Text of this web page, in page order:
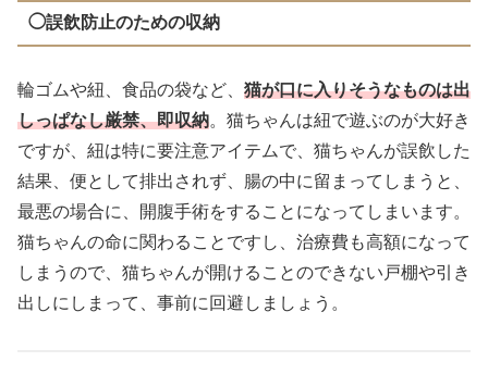
◯誤飲防止のための収納
輪ゴムや紐、食品の袋など、 猫が口に入りそうなものは出
しっぱなし厳禁、即収納。猫ちゃんは紐で遊ぶのが大好き
ですが、紐は特に要注意アイテムで、猫ちゃんが誤飲した
結果、便として排出されず、腸の中に留まってしまうと、
最悪の場合に、開腹手術をすることになってしまいます。
猫ちゃんの命に関わることですし、治療費も高額になって
しまうので、猫ちゃんが開けることのできない戸棚や引き
出しにしまって、事前に回避しましょう。